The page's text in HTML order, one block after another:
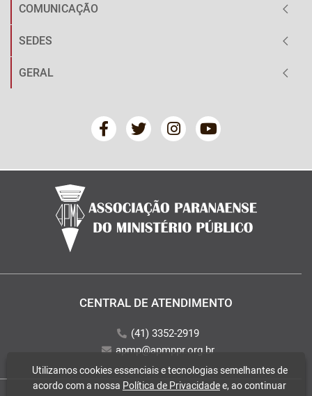
COMUNICAÇÃO
SEDES
GERAL
CENTRAL DE ATENDIMENTO
(41) 3352-2919
apmp@apmppr.org.br
Utilizamos cookies essenciais e tecnologias semelhantes de
acordo com a nossa Política de Privacidadee, ao continuar